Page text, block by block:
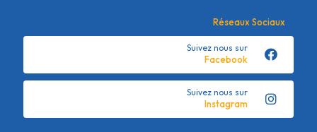
Réseaux Sociaux
Facebook
Suivez nous sur
Instagram
Suivez nous sur